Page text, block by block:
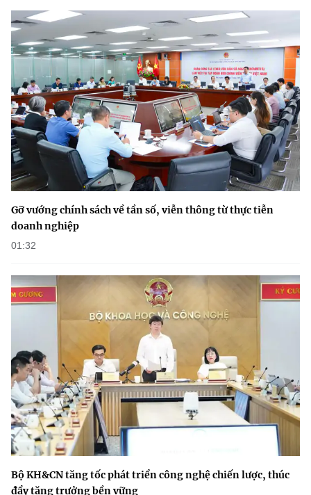
Gỡ vướng chính sách về tần số, viễn thông từ thực tiễn
doanh nghiệp
01:32
Bộ KH&CN tăng tốc phát triển công nghệ chiến lược, thúc
đẩy tăng trưởng bền vững